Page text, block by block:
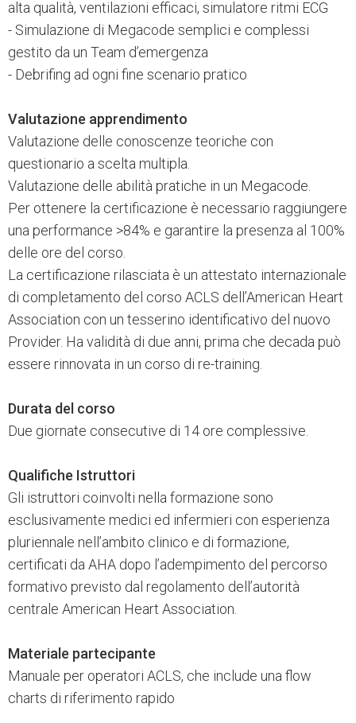
alta qualità, ventilazioni efficaci, simulatore ritmi ECG
- Simulazione di Megacode semplici e complessi
gestito da un Team d’emergenza
- Debrifing ad ogni fine scenario pratico
Valutazione apprendimento
Valutazione delle conoscenze teoriche con
questionario a scelta multipla.
Valutazione delle abilità pratiche in un Megacode.
Per ottenere la certificazione è necessario raggiungere
una performance >84% e garantire la presenza al 100%
delle ore del corso.
La certificazione rilasciata è un attestato internazionale
di completamento del corso ACLS dell’American Heart
Association con un tesserino identificativo del nuovo
Provider. Ha validità di due anni, prima che decada può
essere rinnovata in un corso di re-training.
Durata del corso
Due giornate consecutive di 14 ore complessive.
Qualifiche Istruttori
Gli istruttori coinvolti nella formazione sono
esclusivamente medici ed infermieri con esperienza
pluriennale nell’ambito clinico e di formazione,
certificati da AHA dopo l’adempimento del percorso
formativo previsto dal regolamento dell’autorità
centrale American Heart Association.
Materiale partecipante
Manuale per operatori ACLS, che include una flow
charts di riferimento rapido